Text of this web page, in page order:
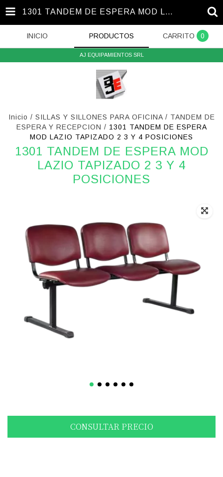
1301 TANDEM DE ESPERA MOD LAZIO TAPIZADO 2 3 Y 4 POSICIONES
INICIO PRODUCTOS CARRITO 0
AJ EQUIPAMIENTOS SRL
Inicio / SILLAS Y SILLONES PARA OFICINA / TANDEM DE
ESPERA Y RECEPCION / 1301 TANDEM DE ESPERA
MOD LAZIO TAPIZADO 2 3 Y 4 POSICIONES
1301 TANDEM DE ESPERA MOD
LAZIO TAPIZADO 2 3 Y 4
POSICIONES